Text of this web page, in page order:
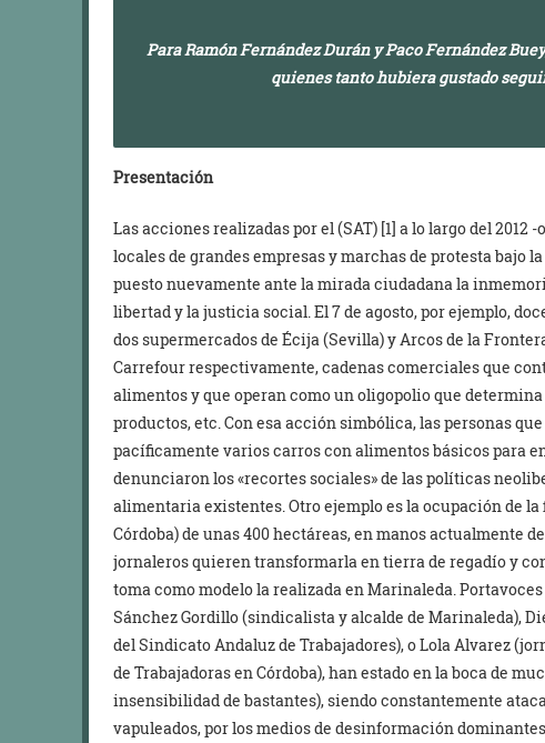
Para Ramón Fernández Durán y Paco Fernández
quienes tanto hubiera gustado
Presentación
Las acciones realizadas por el (SAT) [1] a lo largo del 2012
locales de grandes empresas y marchas de protesta bajo
puesto nuevamente ante la mirada ciudadana la
libertad y la justicia social. El 7 de agosto, por ejemplo,
dos supermercados de Écija (Sevilla) y Arcos de la
Carrefour respectivamente, cadenas comerciales que
alimentos y que operan como un oligopolio que
productos, etc. Con esa acción simbólica, las personas
pacíficamente varios carros con alimentos básicos para
denunciaron los «recortes sociales» de las políticas
alimentaria existentes. Otro ejemplo es la ocupación de la
Córdoba) de unas 400 hectáreas, en manos actualmente
jornaleros quieren transformarla en tierra de regadío y
toma como modelo la realizada en Marinaleda.
Sánchez Gordillo (sindicalista y alcalde de Marinaleda),
del Sindicato Andaluz de Trabajadores), o Lola Alvarez
de Trabajadoras en Córdoba), han estado en la boca de
insensibilidad de bastantes), siendo constantemente
vapuleados, por los medios de desinformación